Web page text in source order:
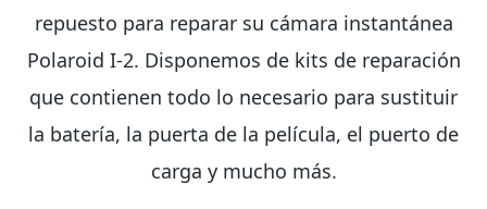
repuesto para reparar su cámara instantánea
Polaroid I-2. Disponemos de kits de reparación
que contienen todo lo necesario para sustituir
la batería, la puerta de la película, el puerto de
carga y mucho más.